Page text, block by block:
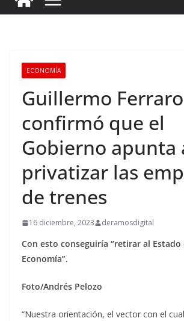
ECONOMÍA
Guillermo Ferraro
confirmó que el
Gobierno apunta
privatizar las
de trenes
16 diciembre, 2023 deramosdigital
Con esto conseguiría “retirar al Estado
Economía”.
Foto/Andrés Pelozo
“Nuestra orientación, el vector con el